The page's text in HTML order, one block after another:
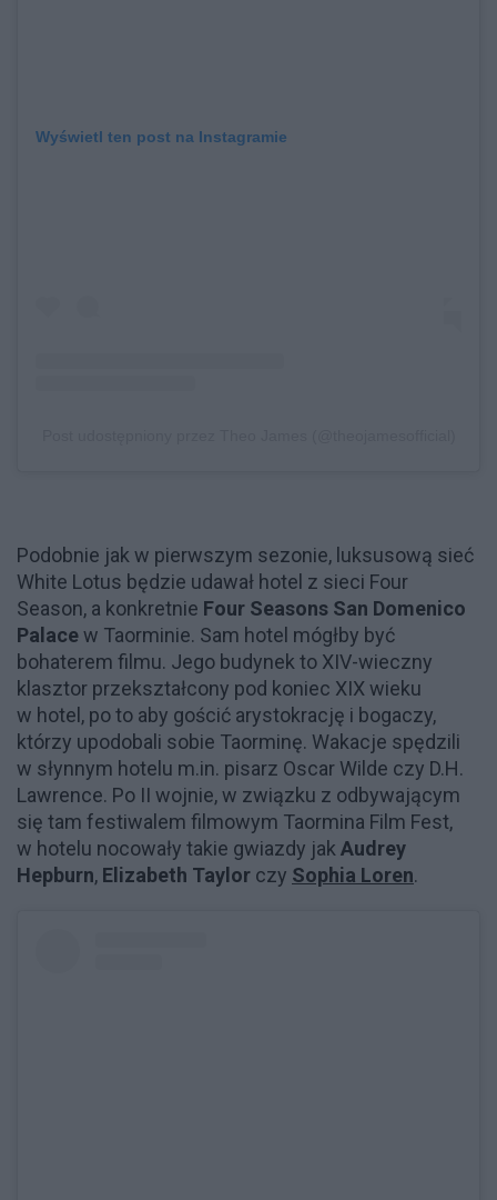
Wyświetl ten post na Instagramie
Podobnie jak w pierwszym sezonie, luksusową sieć
White Lotus będzie udawał hotel z sieci Four
Season, a konkretnie Four Seasons San Domenico
Palacew Taorminie. Sam hotel mógłby być
bohaterem filmu. Jego budynek to XIV-wieczny
klasztor przekształcony pod koniec XIX wieku
w hotel, po to aby gościć arystokrację i bogaczy,
którzy upodobali sobie Taorminę. Wakacje spędzili
w słynnym hotelu m.in. pisarz Oscar Wilde czy D.H.
Lawrence. Po II wojnie, w związku z odbywającym
się tam festiwalem filmowym Taormina Film Fest,
w hotelu nocowały takie gwiazdy jakAudrey
Hepburn, Elizabeth Taylor czy Sophia Loren.